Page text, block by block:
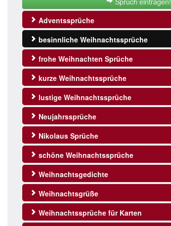
Adventssprüche
besinnliche Weihnachtssprüche
frohe Weihnachten Sprüche
kurze Weihnachtssprüche
lustige Weihnachtssprüche
Neujahrssprüche
Nikolaus Sprüche
schöne Weihnachtssprüche
Weihnachtsgedichte
Weihnachtsgrüße
Weihnachtssprüche für Karten